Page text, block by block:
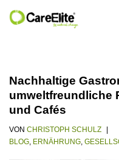
Nachhaltige
umweltfreundliche
und Cafés
VON CHRISTOPH SCHULZ
BLOG ERNÄHRUNG